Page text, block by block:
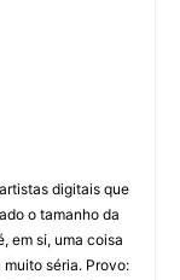
digitais que
o tamanho da
em si, uma coisa
séria. Provo: